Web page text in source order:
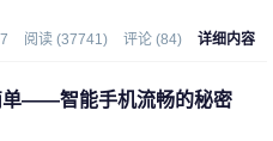
阅读 (37741) 评论 (84) 详细内容
单——智能手机流畅的秘密